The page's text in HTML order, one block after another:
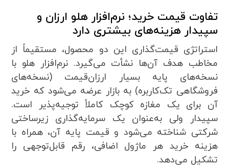
تفاوت قیمت خرید؛ نرم‌افزار هلو ارزان و
سپیدار هزینه‌های بیشتری دارد
استراتژی قیمت‌گذاری این دو محصول، مستقیماً از
مخاطب هدف آن‌ها نشأت می‌گیرد. نرم‌افزار هلو با
نسخه‌های پایه بسیار ارزان‌قیمت (نسخه‌های
فروشگاهی تک‌کاربره) به بازار عرضه می‌شود که خرید
آن برای یک مغازه کوچک کاملاً توجیه‌پذیر است.
سپیدار ولی به‌عنوان یک سرمایه‌گذاری زیرساختی
شرکتی شناخته می‌شود و قیمت پایه آن، همراه با
هزینه خرید هر ماژول اضافی، رقم قابل‌توجهی را
تشکیل می‌دهد.